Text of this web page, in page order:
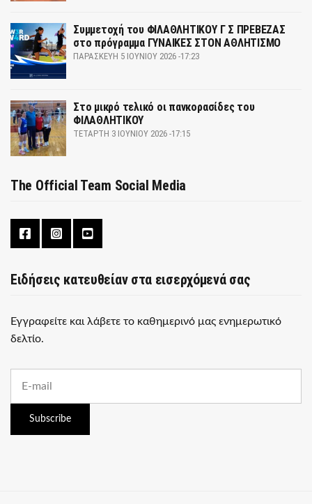
Συμμετοχή του ΦΙΛΑΘΛΗΤΙΚΟΥ Γ Σ ΠΡΕΒΕΖΑΣ
στο πρόγραμμα ΓΥΝΑΙΚΕΣ ΣΤΟΝ ΑΘΛΗΤΙΣΜΟ
ΠΑΡΑΣΚΕΥΉ 5 ΙΟΥΝΊΟΥ 2026 -17:23
Στο μικρό τελικό οι πανκορασίδες του
ΦΙΛΑΘΛΗΤΙΚΟΥ
ΤΕΤΆΡΤΗ 3 ΙΟΥΝΊΟΥ 2026 -17:15
The Official Team Social Media
Ειδήσεις κατευθείαν στα εισερχόμενά σας
Εγγραφείτε και λάβετε το καθημερινό μας ενημερωτικό
δελτίο.
a
Subscribe